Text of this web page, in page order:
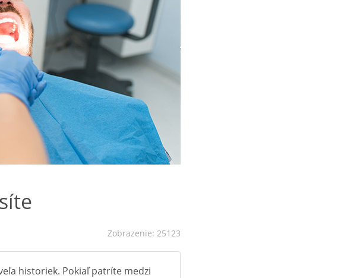
Zobrazenie: 25123
historiek. Pokiaľ patríte medzi